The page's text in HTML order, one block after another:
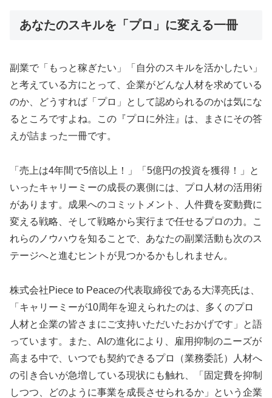
あなたのスキルを「プロ」に変える一冊
副業で「もっと稼ぎたい」「自分のスキルを活かしたい」
と考えている方にとって、企業がどんな人材を求めている
のか、どうすれば「プロ」として認められるのかは気にな
るところですよね。この『プロに外注』は、まさにその答
えが詰まった一冊です。
「売上は4年間で5倍以上！」「5億円の投資を獲得！」と
いったキャリーミーの成長の裏側には、プロ人材の活用術
があります。成果へのコミットメント、人件費を変動費に
変える戦略、そして戦略から実行まで任せるプロの力。こ
れらのノウハウを知ることで、あなたの副業活動も次のス
テージへと進むヒントが見つかるかもしれません。
株式会社Piece to Peaceの代表取締役である大澤亮氏は、
「キャリーミーが10周年を迎えられたのは、多くのプロ
人材と企業の皆さまにご支持いただいたおかげです」と語
っています。また、AIの進化により、雇用抑制のニーズが
高まる中で、いつでも契約できるプロ（業務委託）人材へ
の引き合いが急増している現状にも触れ、「固定費を抑制
しつつ、どのように事業を成長させられるか」という企業